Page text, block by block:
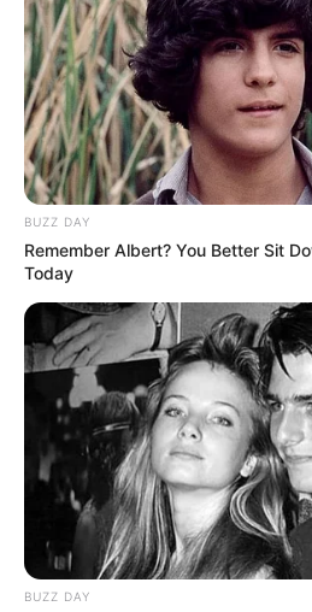
feltűnő, hogy 2025-ben 689
érkezett Sulyok Tamáshoz, és
esetben született kedvező
sem volt gyakori az elnöki
teljes elutasítás még ehhez
irányt jelez. A Sándor-palota
adatokat közöl, de az egyes
nyilvánosak, így nem derül ki,
esetekben kértek kegyelmet
BUZZ DAY
Remember Albert? You Better Sit
Today
BUZZ DAY